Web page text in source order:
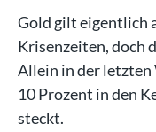
Gold gilt eigentlich
Krisenzeiten, doch
Allein in der letzten
10 Prozent in den
steckt.